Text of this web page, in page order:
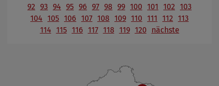
92 93 94 95 96 97 98 99 100 101 102 103
104 105 106 107 108 109 110 111 112 113
114 115 116 117 118 119 120 nächste